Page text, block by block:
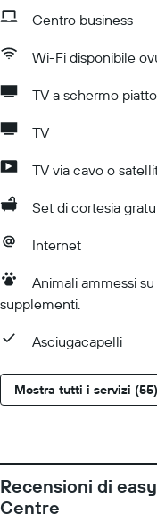
Centro business
Wi-Fi disponibile
TV a schermo piatto
TV
TV via cavo o
Set di cortesia
Internet
Animali ammessi
supplementi.
Asciugacapelli
Mostra tutti i servizi (55)
Recensioni di
Centre